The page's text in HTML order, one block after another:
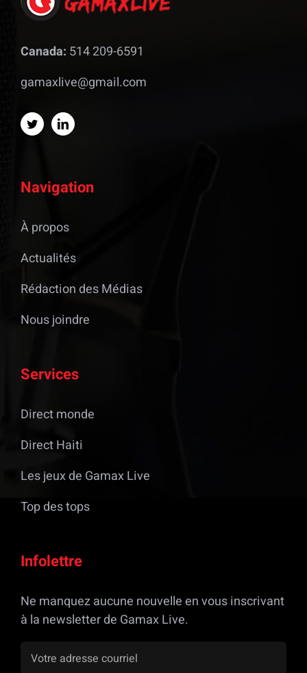
Canada: 514 209-6591
gamaxlive@gmail.com
Navigation
À propos
Actualités
Rédaction des Médias
Nous joindre
Services
Direct monde
Direct Haiti
Les jeux de Gamax Live
Top des tops
Infolettre
Ne manquez aucune nouvelle en vous inscrivant
à la newsletter de Gamax Live.